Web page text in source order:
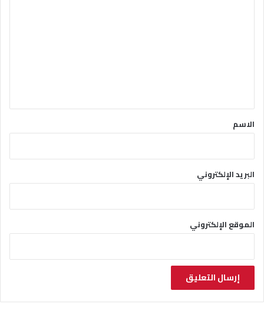
*الاسم
البريد الإلكتروني
الموقع الإلكتروني